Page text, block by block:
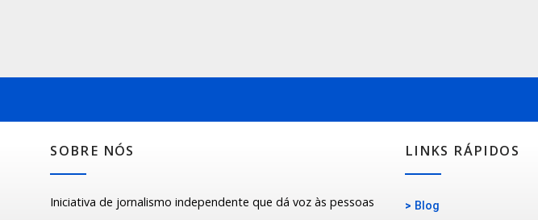
SOBRE NÓS
Iniciativa de jornalismo independente que dá voz às pessoas
LINKS RÁPIDOS
> Blog